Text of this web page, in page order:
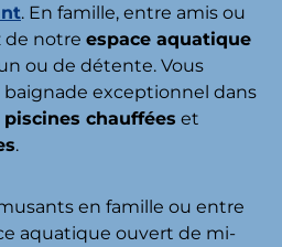
. En famille, entre amis ou
de notre espace aquatique
ou de détente. Vous
baignade exceptionnel dans
chauffées et
.
en famille ou entre
aquatique ouvert de mi-